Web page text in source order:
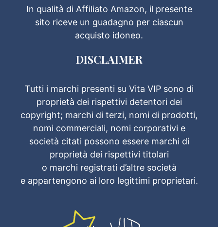
In qualità di Affiliato Amazon, il presente
sito riceve un guadagno per ciascun
acquisto idoneo.
DISCLAIMER
Tutti i marchi presenti su Vita VIP sono di
proprietà dei rispettivi detentori dei
copyright; marchi di terzi, nomi di prodotti,
nomi commerciali, nomi corporativi e
società citati possono essere marchi di
proprietà dei rispettivi titolari
o marchi registrati d’altre società
e appartengono ai loro legittimi proprietari.